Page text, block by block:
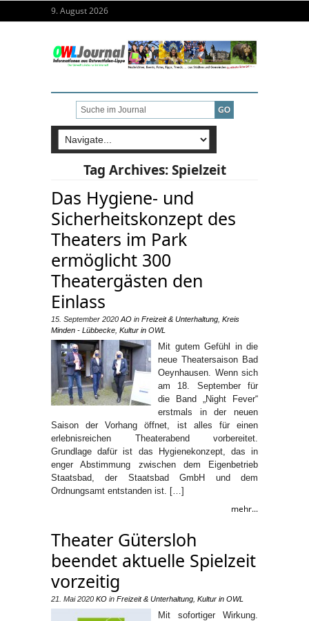
9. August 2026
Tag Archives:Spielzeit
Das Hygiene- und
Sicherheitskonzept des
Theaters im Park
ermöglicht 300
Theatergästen den
Einlass
15. September 2020 AO in Freizeit & Unterhaltung Kreis
Minden - Lübbecke Kultur in OWL
Mit gutem Gefühl in die
neue Theatersaison Bad
Oeynhausen. Wenn sich
am 18. September für
die Band „Night Fever“
erstmals in der neuen
Saison der Vorhang öffnet, ist alles für einen
erlebnisreichen Theaterabend vorbereitet.
Grundlage dafür ist das Hygienekonzept, das in
enger Abstimmung zwischen dem Eigenbetrieb
Staatsbad, der Staatsbad GmbH und dem
Ordnungsamt entstanden ist. […]
mehr...
Theater Gütersloh
beendet aktuelle Spielzeit
vorzeitig
21. Mai 2020 KO in Freizeit & Unterhaltung Kultur in OWL
Mit sofortiger Wirkung.